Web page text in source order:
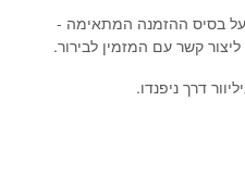
על בסיס ההזמנה המתאימה -
קשר עם המזמין לבירור.